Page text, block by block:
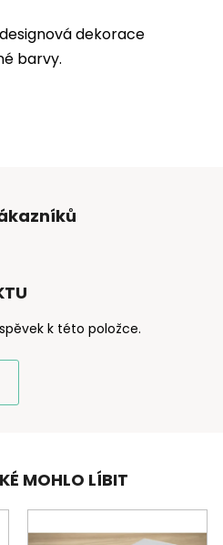
dekorace
barvy.
k této položce.
MOHLO LÍBIT